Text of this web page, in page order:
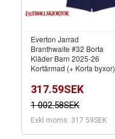
Everton Jarrad
Branthwaite #32 Borta
Kläder Barn 2025-26
Kortärmad (+ Korta byxor)
317.59SEK
1 002.58SEK
Exkl moms: 317.59SEK